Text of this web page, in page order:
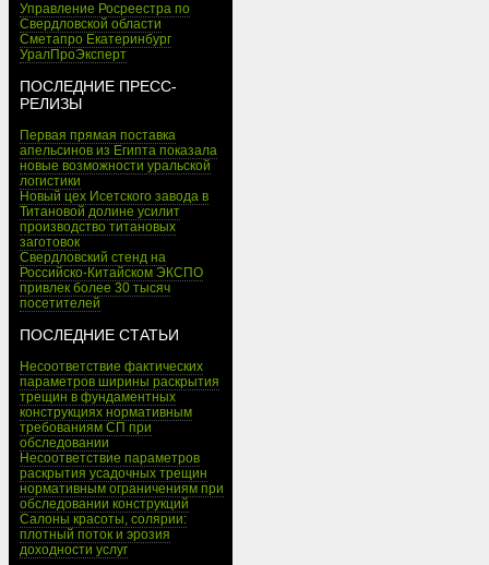
Управление Росреестра по
Свердловской области
Сметапро Екатеринбург
УралПроЭксперт
ПОСЛЕДНИЕ ПРЕСС-
РЕЛИЗЫ
Первая прямая поставка
апельсинов из Египта показала
новые возможности уральской
логистики
Новый цех Исетского завода в
Титановой долине усилит
производство титановых
заготовок
Свердловский стенд на
Российско-Китайском ЭКСПО
привлек более 30 тысяч
посетителей
ПОСЛЕДНИЕ СТАТЬИ
Несоответствие фактических
параметров ширины раскрытия
трещин в фундаментных
конструкциях нормативным
требованиям СП при
обследовании
Несоответствие параметров
раскрытия усадочных трещин
нормативным ограничениям при
обследовании конструкций
Салоны красоты, солярии:
плотный поток и эрозия
доходности услуг